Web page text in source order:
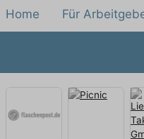
Home Für